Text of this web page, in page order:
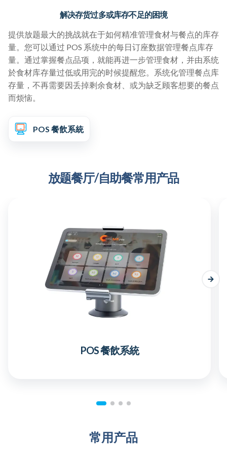
解决存货过多或库存不足的困境
提供放题最大的挑战就在于如何精准管理食材与餐点的库存
量。您可以通过 POS 系统中的每日订座数据管理餐点库存
量。通过掌握餐点品项，就能再进一步管理食材，并由系统
於食材库存量过低或用完的时候提醒您。系统化管理餐点库
存量，不再需要因丢掉剩余食材、或为缺乏顾客想要的餐点
而烦恼。
POS 餐飲系統
放题餐厅/自助餐常用产品
POS 餐飲系統
常用产品